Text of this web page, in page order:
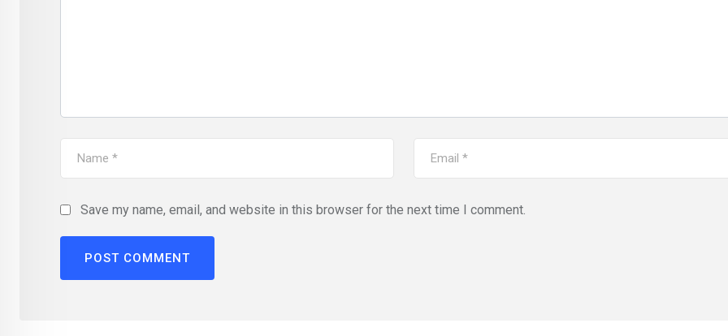
Save my name, email, and website in this browser for the next time I comment.